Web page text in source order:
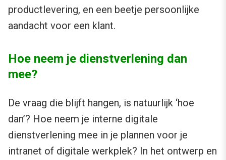
productlevering, en een beetje persoonlijke
aandacht voor een klant.
Hoe neem je dienstverlening dan
mee?
De vraag die blijft hangen, is natuurlijk ‘hoe
dan’? Hoe neem je interne digitale
dienstverlening mee in je plannen voor je
intranet of digitale werkplek? In het ontwerp en